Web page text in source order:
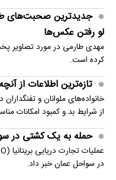
جدیدترین صحبت‌های
لو رفتن عکس‌ها
مهدی طارمی در مورد تصاویر
کرده است.
تازه‌ترین اطلاعات از
خانواده‌های ملوانان و تفنگداران
از شرایط بد و کمبود امکانات
حمله به یک کشتی در
در سواحل عمان خبر داد.